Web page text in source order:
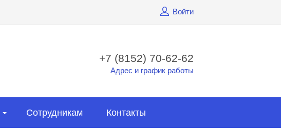
Войти
+7 (8152) 70-62-62
Адрес и график работы
Сотрудникам Контакты